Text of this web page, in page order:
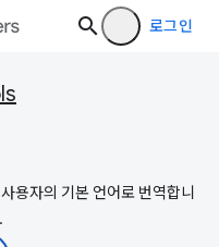
로그인
용자의 기본 언어로 번역합니